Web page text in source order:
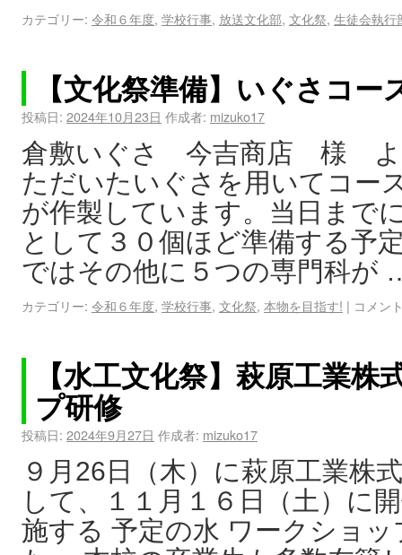
カテゴリー: 令和６年度, 学校行事, 放送文化部, 文化祭, 生徒会執行
【文化祭準備】いぐさコー
投稿日: 2024年10月23日 作成者: mizuko17
倉敷いぐさ 今吉商店 様 よ
ただいたいぐさを用いてコー
が作製しています。当日まで
として３０個ほど準備する予
ではその他に５つの専門科が
カテゴリー: 令和６年度, 学校行事, 文化祭, 本物を目指す! | コメン
【水工文化祭】萩原工業
プ研修
投稿日: 2024年9月27日 作成者: mizuko17
９月26日（木）に萩原工業株
して、１１月１６日（土）に
施する 予定の水 ワークショ